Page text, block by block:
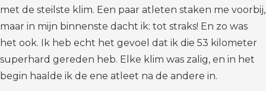
met de steilste klim. Een paar atleten staken me voorbij,
maar in mijn binnenste dacht ik: tot straks! En zo was
het ook. Ik heb echt het gevoel dat ik die 53 kilometer
superhard gereden heb. Elke klim was zalig, en in het
begin haalde ik de ene atleet na de andere in.